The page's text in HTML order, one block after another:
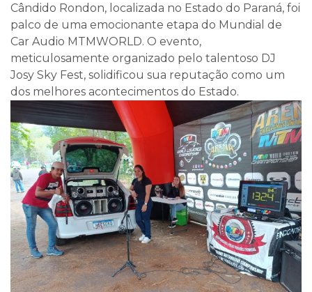
Cândido Rondon, localizada no Estado do Paraná, foi
palco de uma emocionante etapa do Mundial de
Car Audio MTMWORLD. O evento,
meticulosamente organizado pelo talentoso DJ
Josy Sky Fest, solidificou sua reputação como um
dos melhores acontecimentos do Estado.